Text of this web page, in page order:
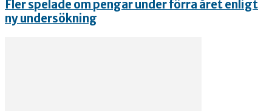
Fler spelade om pengar under förra året enligt
ny undersökning